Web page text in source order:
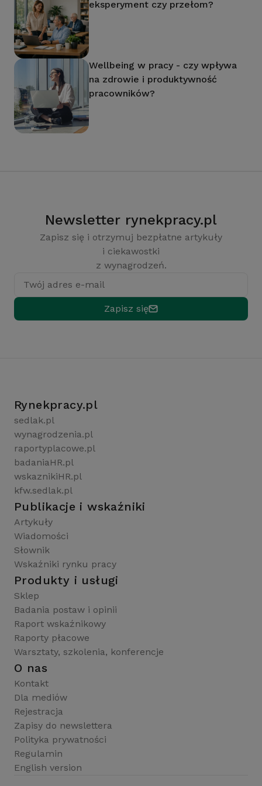
eksperyment czy przełom?
Wellbeing w pracy - czy wpływa
na zdrowie i produktywność
pracowników?
Newsletter rynekpracy.pl
Zapisz się i otrzymuj bezpłatne artykuły
i ciekawostki
z wynagrodzeń.
Twój adres e-mail
Zapisz się
Rynekpracy.pl
sedlak.pl
wynagrodzenia.pl
raportyplacowe.pl
badaniaHR.pl
wskaznikiHR.pl
kfw.sedlak.pl
Publikacje i wskaźniki
Artykuły
Wiadomości
Słownik
Wskaźniki rynku pracy
Produkty i usługi
Sklep
Badania postaw i opinii
Raport wskaźnikowy
Raporty płacowe
Warsztaty, szkolenia, konferencje
O nas
Kontakt
Dla mediów
Rejestracja
Zapisy do newslettera
Polityka prywatności
Regulamin
English version